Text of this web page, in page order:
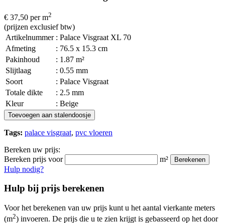
€ 37,50 per m2
(prijzen exclusief btw)
Artikelnummer : Palace Visgraat XL 70
Afmeting
: 76.5 x 15.3 cm
Pakinhoud
: 1.87 m²
Slijtlaag
: 0.55 mm
Soort
: Palace Visgraat
Totale dikte
: 2.5 mm
Kleur
: Beige
Toevoegen aan stalendoosje
Tags: palace visgraat, pvc vloeren
Bereken uw prijs:
Bereken prijs voor
m² Berekenen
Hulp nodig?
Hulp bij prijs berekenen
Voor het berekenen van uw prijs kunt u het aantal vierkante meters
(m2) invoeren. De prijs die u te zien krijgt is gebasseerd op het door